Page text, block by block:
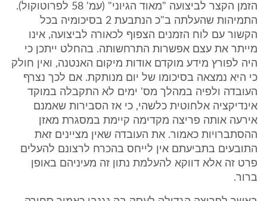
הזמן הקצר לביצועה "מאוד הגיוני" (עמ' 58 לפרוטוקול).
התמיהות שהעלתה ב"כ הנתבעת 2 בסיכומיה בכל
הקשור עם לוח הזמנים הצפוף לכאורה לביצועה, אינו
מייתר את עצם אפשרות התרחשותה. בהחלט ייתכן כי
היה לפורץ מידע מוקדם אודות מיקום האנטנה, ואין חולק
כי היא נמצאה בסיכומו של יום מנותקת. אם לכך נצרף
העובדה ולפיה במהלך מס' ימים לא התקבלה במוקד
אינדיקציה אלחוטית כלשהי, כי אז הסבירות שאמנם
אירעה אותה פריצה מקדימה קיימת במסגרת מאזן
ההסתברויות כאמור. את העובדה שאין מציינים זאת
התובעים בתביעתם אין לייחס בהכרח לרצונם להעלים
פרט זה אלא דווקא להעלמת נתון זה מעיניהם באופן
ברור.